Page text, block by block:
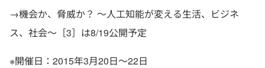
→機会か、脅威か？ ～人工知能が変える生活、ビジネ
ス、社会～［3］は8/19公開予定
※開催日：2015年3月20日～22日